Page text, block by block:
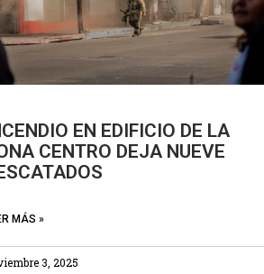
EN EDIFICIO DE LA
CENTRO DEJA NUEVE
MÁS »
3, 2025